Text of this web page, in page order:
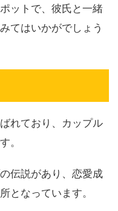
ットで、彼氏と一緒
てはいかがでしょう
れており、カップル
。
伝説があり、恋愛成
となっています。